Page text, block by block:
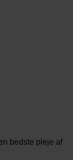
bedste pleje af